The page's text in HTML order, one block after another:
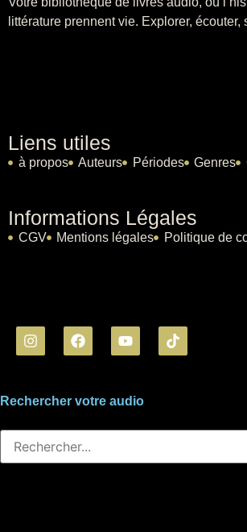
littérature prennent vie. Explorer, écouter,
Liens utiles
à propos Auteurs Périodes Genres
Informations Légales
CGV Mentions légales Politique de
Rechercher votre audio